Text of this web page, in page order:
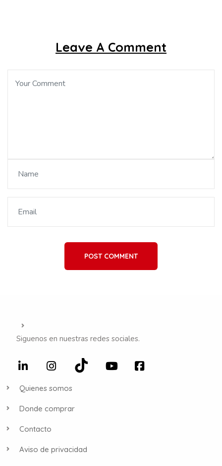
Leave A Comment
POST COMMENT
Siguenos en nuestras redes sociales.
Quienes somos
Donde comprar
Contacto
Aviso de privacidad